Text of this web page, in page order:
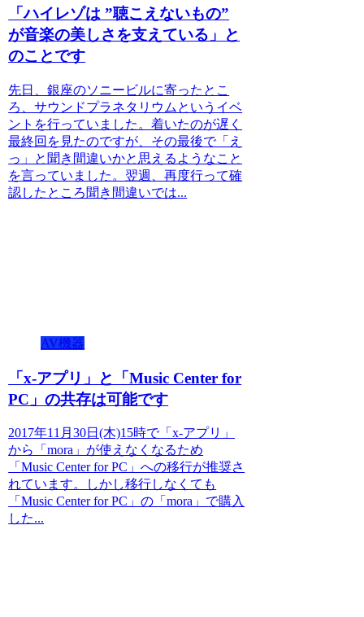
「ハイレゾは ”聴こえないもの”
が音楽の美しさを支えている」と
のことです
先日、銀座のソニービルに寄ったとこ
ろ、サウンドプラネタリウムというイベ
ントを行っていました。着いたのが遅く
最終回を見たのですが、その最後で「え
っ」と聞き間違いかと思えるようなこと
を言っていました。翌週、再度行って確
認したところ聞き間違いでは...
AV機器
「x-アプリ」と「Music Center for
PC」の共存は可能です
2017年11月30日(木)15時で「x-アプリ」
から「mora」が使えなくなるため
「Music Center for PC」への移行が推奨さ
れています。しかし移行しなくても
「Music Center for PC」の「mora」で購入
した...